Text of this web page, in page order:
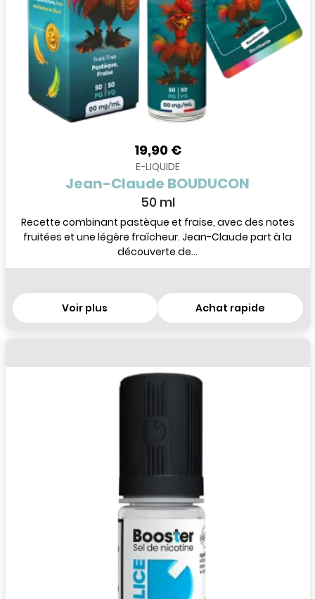
19,90 €
E-LIQUIDE
Jean-Claude BOUDUCON
50 ml
Recette combinant pastèque et fraise, avec des notes
fruitées et une légère fraîcheur. Jean-Claude part à la
découverte de...
Voir plus Achat rapide